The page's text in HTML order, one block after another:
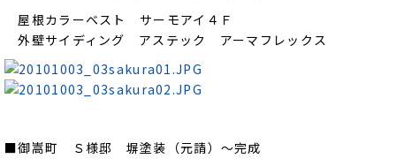
屋根カラーベスト サーモアイ４Ｆ
外壁サイディング アステック アーマフレックス
■御嵩町 Ｓ様邸 塀塗装（元請）～完成